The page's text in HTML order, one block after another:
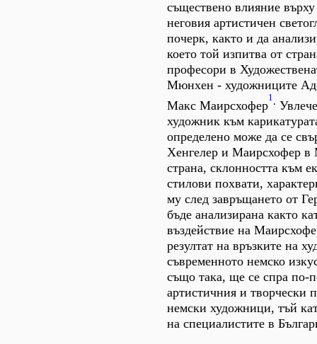
съществено влияние
неговия артистичен
почерк, както и да
което той изпитва от
професори в
Мюнхен - художниците
Макс Маирсхофер
1.
художник към
определено може да се
Хенгелер и Маирсхофер в
страна, склонността към
стилови похвати,
му след завръщането от
бъде анализирана както
въздействие на
резултат на връзките на
съвременното немско
също така, ще се спра по-
артистичния и творчески
немски художници, тъй
на специалистите в